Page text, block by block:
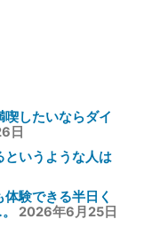
したいならダイ
日
というような人は
験できる半日く
2026年6月25日